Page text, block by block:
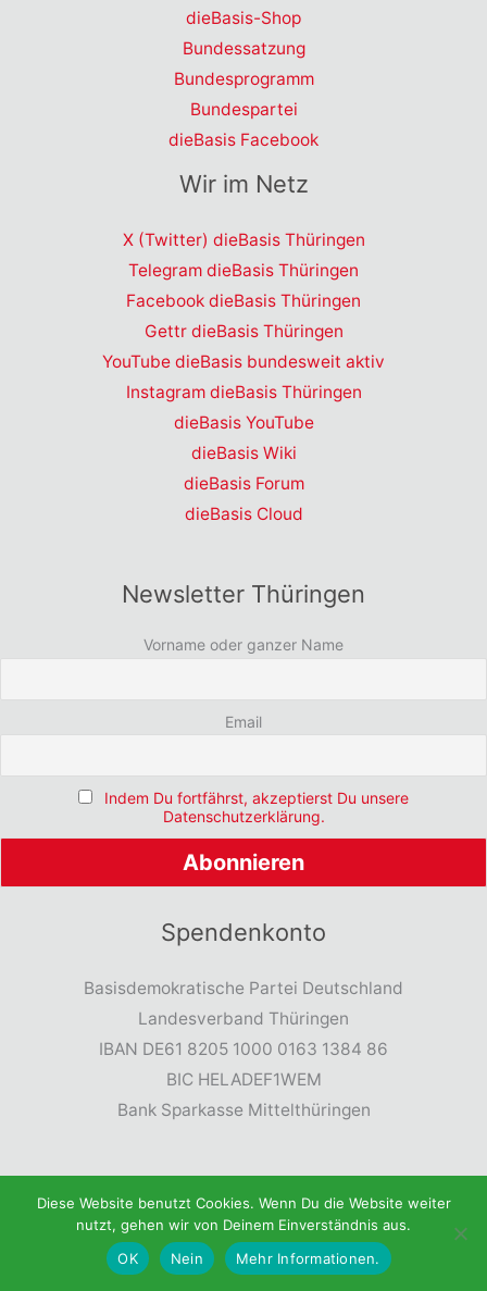
dieBasis-Shop
Bundessatzung
Bundesprogramm
Bundespartei
dieBasis Facebook
Wir im Netz
X (Twitter) dieBasis Thüringen
Telegram dieBasis Thüringen
Facebook dieBasis Thüringen
Gettr dieBasis Thüringen
YouTube dieBasis bundesweit aktiv
Instagram dieBasis Thüringen
dieBasis YouTube
dieBasis Wiki
dieBasis Forum
dieBasis Cloud
Newsletter Thüringen
Vorname oder ganzer Name
Email
Indem Du fortfährst, akzeptierst Du unsere
Datenschutzerklärung.
Spendenkonto
Basisdemokratische Partei Deutschland
Landesverband Thüringen
IBAN DE61 8205 1000 0163 1384 86
BIC HELADEF1WEM
Bank Sparkasse Mittelthüringen
Rechtliche Hinweise
Diese Website benutzt Cookies. Wenn Du die Website weiter
nutzt, gehen wir von Deinem Einverständnis aus.
OK
Nein Mehr Informationen.